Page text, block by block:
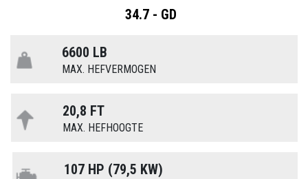
34.7 - GD
6600 LB
MAX. HEFVERMOGEN
20,8 FT
MAX. HEFHOOGTE
107 HP (79,5 KW)